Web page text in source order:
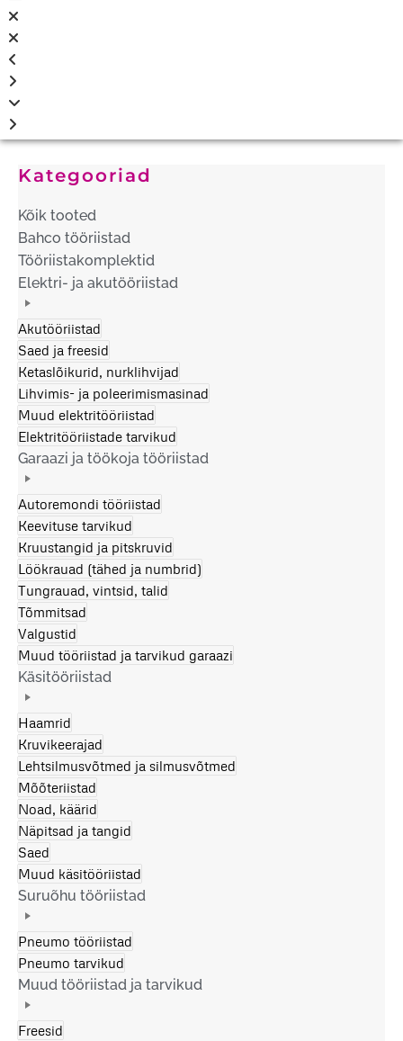
Kategooriad
Kõik tooted
Bahco tööriistad
Tööriistakomplektid
Elektri- ja akutööriistad
Akutööriistad
Saed ja freesid
Ketaslõikurid, nurklihvijad
Lihvimis- ja poleerimismasinad
Muud elektritööriistad
Elektritööriistade tarvikud
Garaazi ja töökoja tööriistad
Autoremondi tööriistad
Keevituse tarvikud
Kruustangid ja pitskruvid
Löökrauad (tähed ja numbrid)
Tungrauad, vintsid, talid
Tõmmitsad
Valgustid
Muud tööriistad ja tarvikud garaazi
Käsitööriistad
Haamrid
Kruvikeerajad
Lehtsilmusvõtmed ja silmusvõtmed
Mõõteriistad
Noad, käärid
Näpitsad ja tangid
Saed
Muud käsitööriistad
Suruõhu tööriistad
Pneumo tööriistad
Pneumo tarvikud
Muud tööriistad ja tarvikud
Freesid